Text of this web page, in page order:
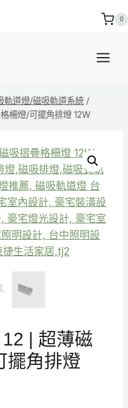
0
軌道燈/磁吸軌道系統 /
柵燈/可擺角排燈 12W
| 超薄磁
擺角排燈